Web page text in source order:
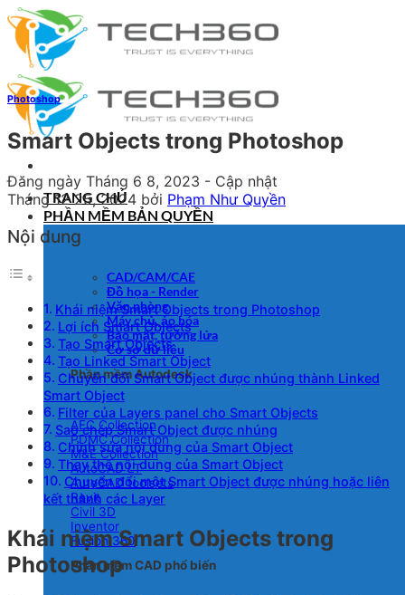
Bỏ
qua
nội
dung
TRANG CHỦ
PHẦN MỀM BẢN QUYỀN
CAD/CAM/CAE
Đồ họa - Render
Văn phòng
Máy chủ, ảo hóa
Bảo mật, tường lửa
Cơ sở dữ liệu
Phần mềm Autodesk
AEC Collection
PDMC Collection
M&E Collection
AutoCAD LT
AutoCAD toolsets
Revit
Civil 3D
Inventor
Fusion 360
Phần mềm CAD phổ biến
Photoshop
Smart Objects trong Photoshop
Đăng ngày Tháng 6 8, 2023 - Cập nhật
Tháng 12 25, 2024 bởi Phạm Như Quyền
Nội dung
Khái niệm Smart Objects trong Photoshop
Lợi ích Smart Objects
Tạo Smart Objects
Tạo Linked Smart Object
Chuyển đổi Smart Object được nhúng thành Linked
Smart Object
Filter của Layers panel cho Smart Objects
Sao chép Smart Object được nhúng
Chỉnh sửa nội dung của Smart Object
Thay thế nội dung của Smart Object
Chuyển đổi một Smart Object được nhúng hoặc liên
kết thành các Layer
Khái niệm Smart Objects trong
Photoshop